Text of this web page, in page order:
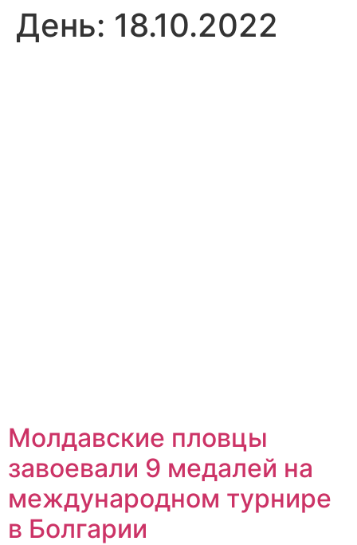
День: 18.10.2022
Молдавские пловцы
завоевали 9 медалей на
международном турнире
в Болгарии